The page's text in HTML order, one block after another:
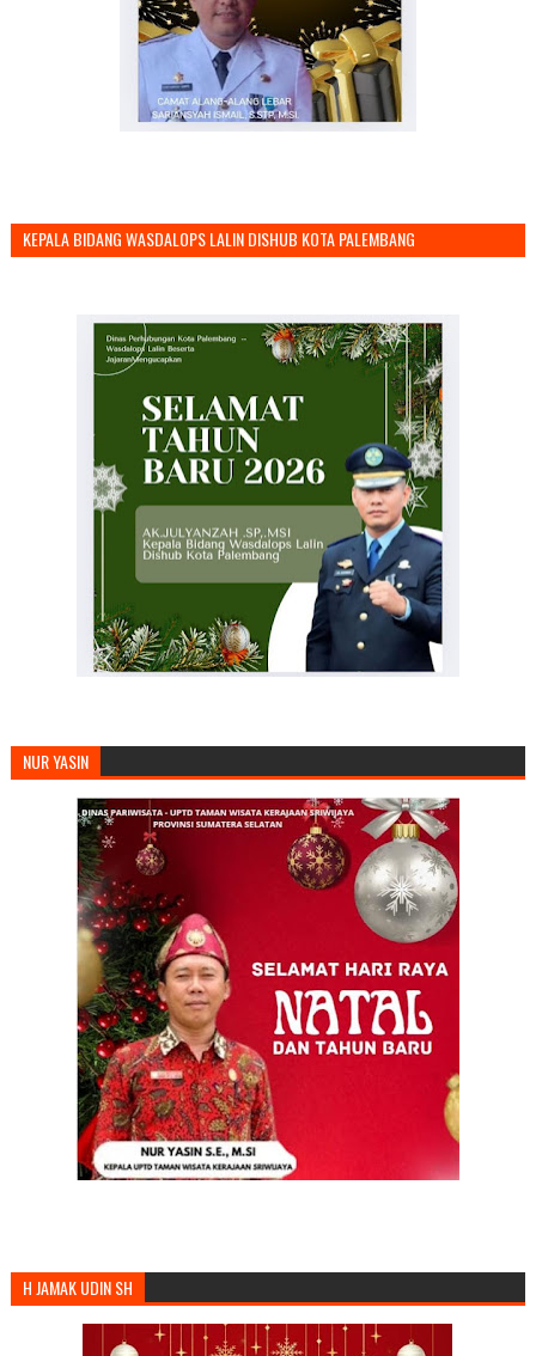
KEPALA BIDANG WASDALOPS LALIN DISHUB KOTA PALEMBANG
NUR YASIN
H JAMAK UDIN SH